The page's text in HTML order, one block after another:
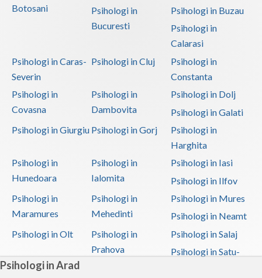
Psihologi in Arad
Botosani
Psihologi in
Bucuresti
Psihologi in Buzau
Psihologi in
Calarasi
Psihologi in Caras-
Severin
Psihologi in Cluj
Psihologi in
Constanta
Psihologi in
Covasna
Psihologi in
Dambovita
Psihologi in Dolj
Psihologi in Galati
Psihologi in Giurgiu Psihologi in Gorj
Psihologi in
Harghita
Psihologi in
Hunedoara
Psihologi in
Ialomita
Psihologi in Iasi
Psihologi in Ilfov
Psihologi in
Maramures
Psihologi in
Mehedinti
Psihologi in Mures
Psihologi in Neamt
Psihologi in Olt
Psihologi in
Prahova
Psihologi in Salaj
Psihologi in Satu-